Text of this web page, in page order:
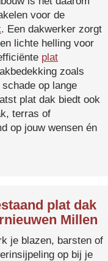
voor de
. Een dakwerker zorgt
lichte helling voor
plat
zoals
op lange
plat dak biedt ook
terras of
op jouw wensen én
plat dak
Millen
je blazen, barsten of
op bij je